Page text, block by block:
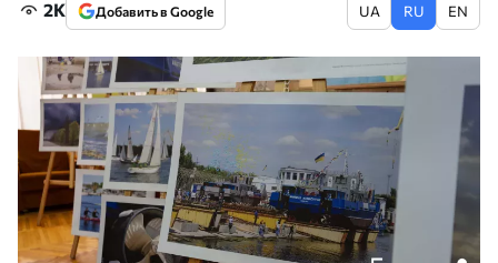
2K Добавить в Google UA RU EN